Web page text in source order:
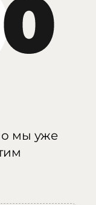
мы уже